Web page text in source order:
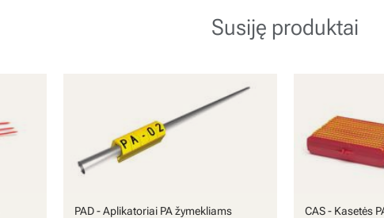
Susiję produktai
PAD - Aplikatoriai PA žymekliams CAS - Kasetės